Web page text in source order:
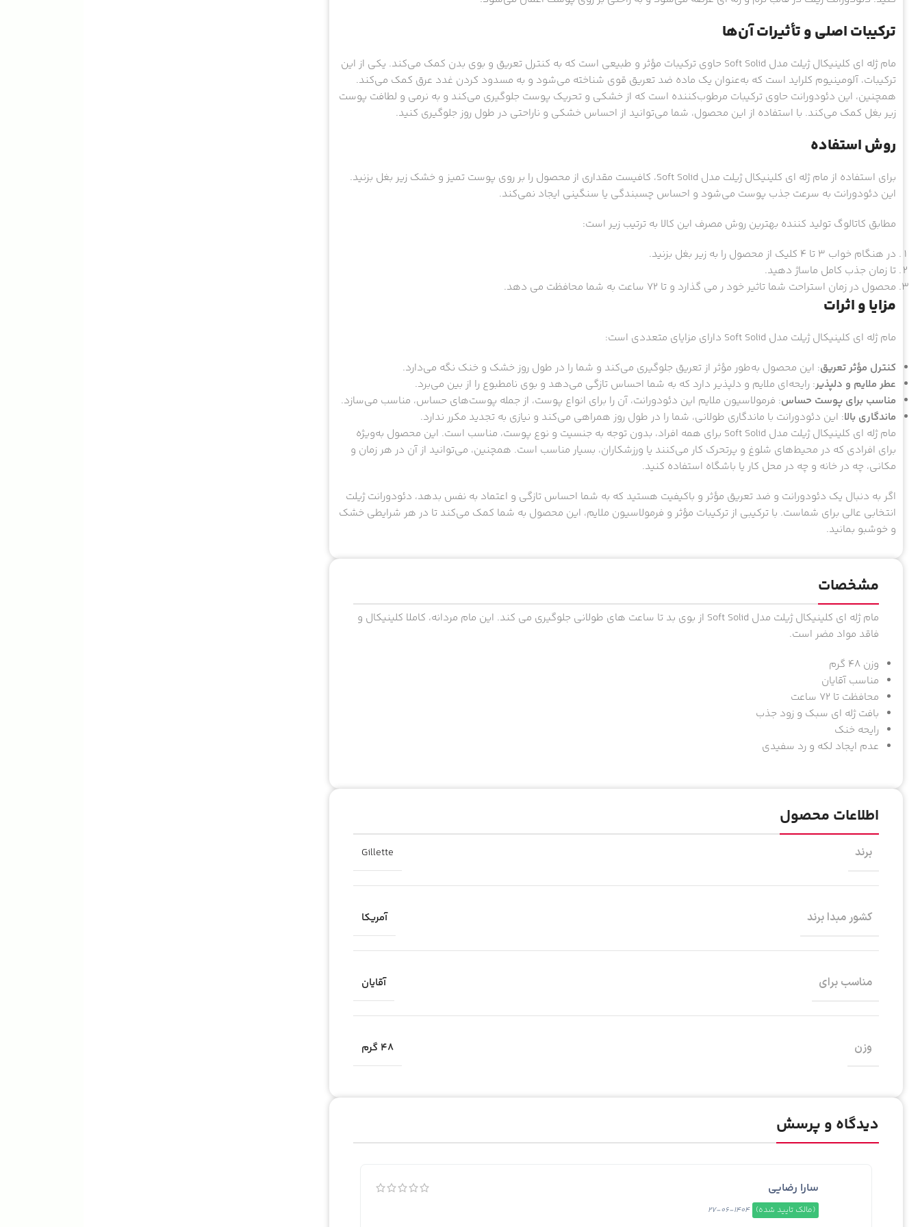
ترکیبات اصلی و تأثیرات آن‌ها
مام ژله ای کلینیکال ژیلت مدل Soft Solid حاوی ترکیبات مؤثر و طبیعی است که به کنترل تعریق و بوی بدن کمک می‌کند. یکی از این
ترکیبات، آلومینیوم کلراید است که به‌عنوان یک ماده ضد تعریق قوی شناخته می‌شود و به مسدود کردن غدد عرق کمک می‌کند.
همچنین، این دئودورانت حاوی ترکیبات مرطوب‌کننده است که از خشکی و تحریک پوست جلوگیری می‌کند و به نرمی و لطافت پوست
زیر بغل کمک می‌کند. با استفاده از این محصول، شما می‌توانید از احساس خشکی و ناراحتی در طول روز جلوگیری کنید.
روش استفاده
برای استفاده از مام ژله ای کلینیکال ژیلت مدل Soft Solid، کافیست مقداری از محصول را بر روی پوست تمیز و خشک زیر بغل بزنید.
این دئودورانت به سرعت جذب پوست می‌شود و احساس چسبندگی یا سنگینی ایجاد نمی‌کند.
مطابق کاتالوگ تولید کننده بهترین روش مصرف این کالا به ترتیب زیر است:
در هنگام خواب 3 تا 4 کلیک از محصول را به زیر بغل بزنید.
تا زمان جذب کامل ماساژ دهید.
محصول در زمان استراحت شما تاثیر خود ر می گذارد و تا 72 ساعت به شما محافظت می دهد.
مزایا و اثرات
مام ژله ای کلینیکال ژیلت مدل Soft Solid دارای مزایای متعددی است:
کنترل مؤثر تعریق: این محصول به‌طور مؤثر از تعریق جلوگیری می‌کند و شما را در طول روز خشک و خنک نگه می‌دارد.
عطر ملایم و دلپذیر: رایحه‌ای ملایم و دلپذیر دارد که به شما احساس تازگی می‌دهد و بوی نامطبوع را از بین می‌برد.
مناسب برای پوست حساس: فرمولاسیون ملایم این دئودورانت، آن را برای انواع پوست، از جمله پوست‌های حساس، مناسب می‌سازد.
ماندگاری بالا: این دئودورانت با ماندگاری طولانی، شما را در طول روز همراهی می‌کند و نیازی به تجدید مکرر ندارد.
مام ژله ای کلینیکال ژیلت مدل Soft Solid برای همه افراد، بدون توجه به جنسیت و نوع پوست، مناسب است. این محصول به‌ویژه
برای افرادی که در محیط‌های شلوغ و پرتحرک کار می‌کنند یا ورزشکاران، بسیار مناسب است. همچنین، می‌توانید از آن در هر زمان و
مکانی، چه در خانه و چه در محل کار یا باشگاه استفاده کنید.
اگر به دنبال یک دئودورانت و ضد تعریق مؤثر و باکیفیت هستید که به شما احساس تازگی و اعتماد به نفس بدهد، دئودورانت ژیلت
انتخابی عالی برای شماست. با ترکیبی از ترکیبات مؤثر و فرمولاسیون ملایم، این محصول به شما کمک می‌کند تا در هر شرایطی خشک
و خوشبو بمانید.
مشخصات
مام ژله ای کلینیکال ژیلت مدل Soft Solid از بوی بد تا ساعت های طولانی جلوگیری می کند. این مام مردانه، کاملا کلینیکال و
فاقد مواد مضر است.
وزن 48 گرم
مناسب آقایان
محافظت تا 72 ساعت
بافت ژله ای سبک و زود جذب
رایحه خنک
عدم ایجاد لکه و رد سفیدی
اطلاعات محصول
برند Gillette
کشور مبدا برند آمریکا
مناسب برای آقایان
وزن 48 گرم
دیدگاه و پرسش
سارا رضایی
(مالک تایید شده) 1404-06-27